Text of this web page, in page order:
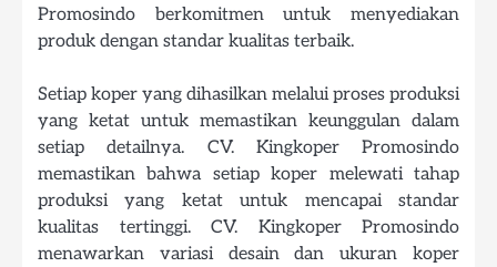
Promosindo berkomitmen untuk menyediakan
produk dengan standar kualitas terbaik.
Setiap koper yang dihasilkan melalui proses produksi
yang ketat untuk memastikan keunggulan dalam
setiap detailnya. CV. Kingkoper Promosindo
memastikan bahwa setiap koper melewati tahap
produksi yang ketat untuk mencapai standar
kualitas tertinggi. CV. Kingkoper Promosindo
menawarkan variasi desain dan ukuran koper